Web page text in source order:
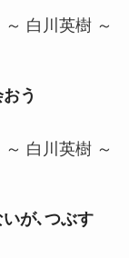
～ 白川英樹 ～
う
～ 白川英樹 ～
が､つぶす